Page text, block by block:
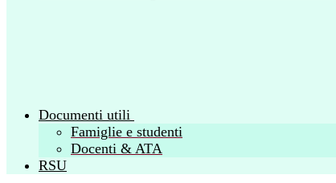
Documenti utili
Famiglie e studenti
Docenti & ATA
RSU